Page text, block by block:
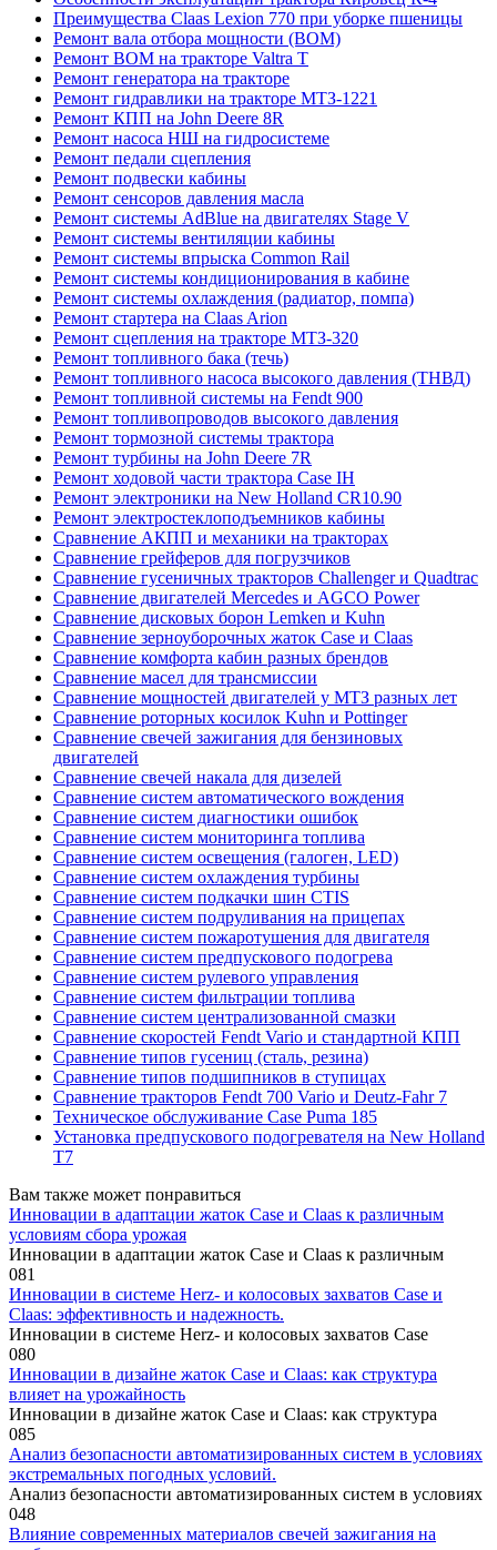
Преимущества Claas Lexion 770 при уборке пшеницы
Ремонт вала отбора мощности (ВОМ)
Ремонт ВОМ на тракторе Valtra T
Ремонт генератора на тракторе
Ремонт гидравлики на тракторе МТЗ-1221
Ремонт КПП на John Deere 8R
Ремонт насоса НШ на гидросистеме
Ремонт педали сцепления
Ремонт подвески кабины
Ремонт сенсоров давления масла
Ремонт системы AdBlue на двигателях Stage V
Ремонт системы вентиляции кабины
Ремонт системы впрыска Common Rail
Ремонт системы кондиционирования в кабине
Ремонт системы охлаждения (радиатор, помпа)
Ремонт стартера на Claas Arion
Ремонт сцепления на тракторе МТЗ-320
Ремонт топливного бака (течь)
Ремонт топливного насоса высокого давления (ТНВД)
Ремонт топливной системы на Fendt 900
Ремонт топливопроводов высокого давления
Ремонт тормозной системы трактора
Ремонт турбины на John Deere 7R
Ремонт ходовой части трактора Case IH
Ремонт электроники на New Holland CR10.90
Ремонт электростеклоподъемников кабины
Сравнение АКПП и механики на тракторах
Сравнение грейферов для погрузчиков
Сравнение гусеничных тракторов Challenger и Quadtrac
Сравнение двигателей Mercedes и AGCO Power
Сравнение дисковых борон Lemken и Kuhn
Сравнение зерноуборочных жаток Case и Claas
Сравнение комфорта кабин разных брендов
Сравнение масел для трансмиссии
Сравнение мощностей двигателей у МТЗ разных лет
Сравнение роторных косилок Kuhn и Pottinger
Сравнение свечей зажигания для бензиновых
двигателей
Сравнение свечей накала для дизелей
Сравнение систем автоматического вождения
Сравнение систем диагностики ошибок
Сравнение систем мониторинга топлива
Сравнение систем освещения (галоген, LED)
Сравнение систем охлаждения турбины
Сравнение систем подкачки шин CTIS
Сравнение систем подруливания на прицепах
Сравнение систем пожаротушения для двигателя
Сравнение систем предпускового подогрева
Сравнение систем рулевого управления
Сравнение систем фильтрации топлива
Сравнение систем централизованной смазки
Сравнение скоростей Fendt Vario и стандартной КПП
Сравнение типов гусениц (сталь, резина)
Сравнение типов подшипников в ступицах
Сравнение тракторов Fendt 700 Vario и Deutz-Fahr 7
Техническое обслуживание Case Puma 185
Установка предпускового подогревателя на New Holland
T7
Вам также может понравиться
Инновации в адаптации жаток Case и Claas к различным
условиям сбора урожая
Инновации в адаптации жаток Case и Claas к различным
081
Инновации в системе Herz- и колосовых захватов Case и
Claas: эффективность и надежность.
Инновации в системе Herz- и колосовых захватов Case
080
Инновации в дизайне жаток Case и Claas: как структура
влияет на урожайность
Инновации в дизайне жаток Case и Claas: как структура
085
Анализ безопасности автоматизированных систем в условиях
экстремальных погодных условий.
Анализ безопасности автоматизированных систем в условиях
048
Влияние современных материалов свечей зажигания на